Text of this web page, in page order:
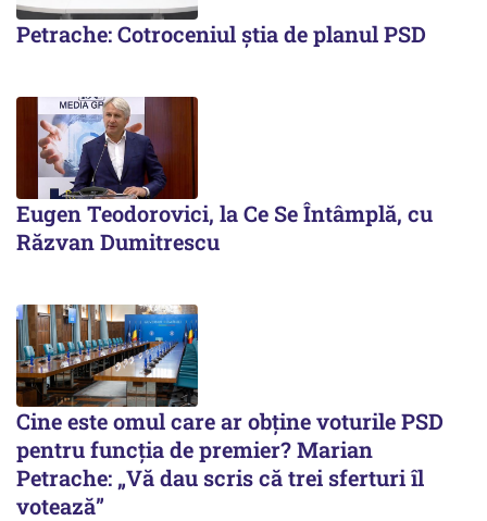
Petrache: Cotroceniul știa de planul PSD
Eugen Teodorovici, la Ce Se Întâmplă, cu
Răzvan Dumitrescu
Cine este omul care ar obține voturile PSD
pentru funcția de premier? Marian
Petrache: „Vă dau scris că trei sferturi îl
votează”